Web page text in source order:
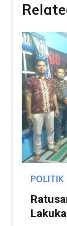
POLITIK